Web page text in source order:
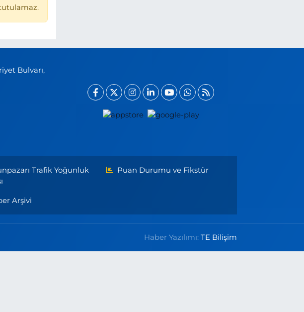
Bulvarı,
Trafik Yoğunluk
Puan Durumu ve Fikstür
Arşivi
Haber Yazılımı:TE Bilişim